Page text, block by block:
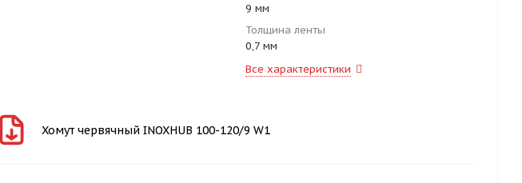
9 мм
Толщина ленты
0,7 мм
Все характеристики
Хомут червячный INOXHUB 100-120/9 W1